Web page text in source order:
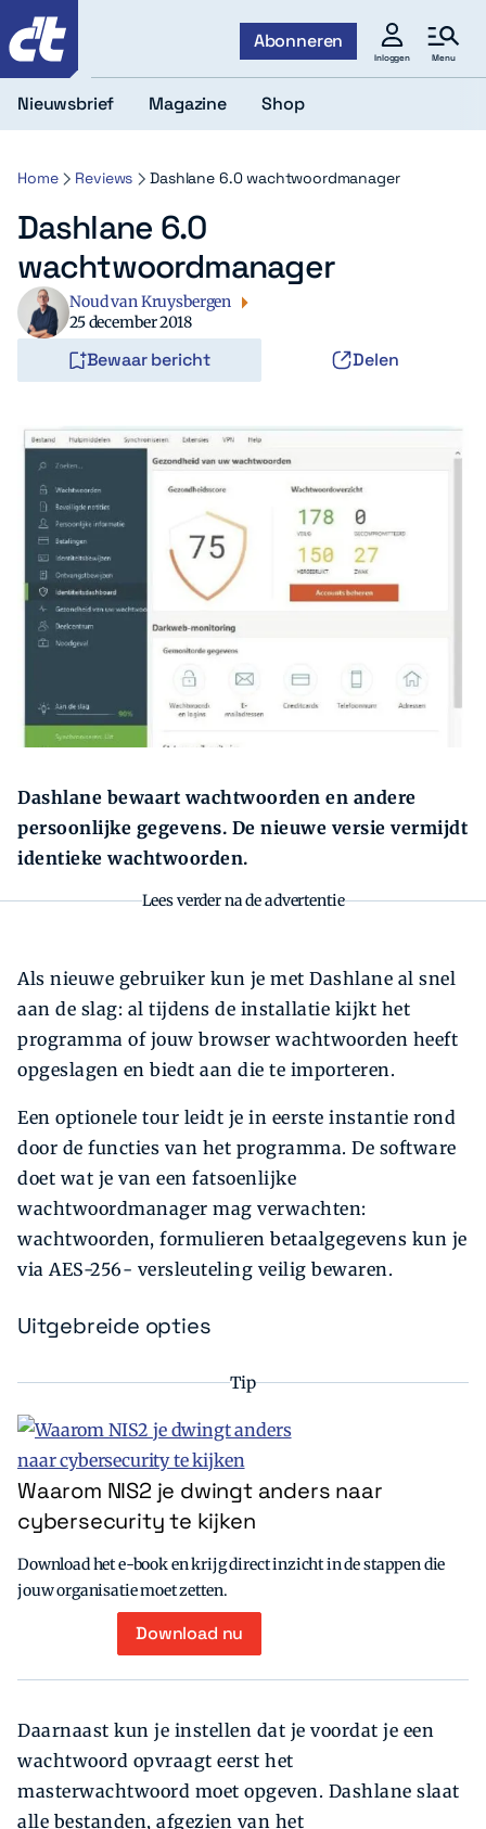
Abonneren
Inloggen Menu
Nieuwsbrief Magazine Shop
Home Reviews Dashlane 6.0 wachtwoordmanager
Dashlane 6.0
wachtwoordmanager
Noud van Kruysbergen
25 december 2018
Bewaar bericht Delen
Dashlane bewaart wachtwoorden en andere
persoonlijke gegevens. De nieuwe versie vermijdt
identieke wachtwoorden.
Lees verder na de advertentie
Als nieuwe gebruiker kun je met Dashlane al snel
aan de slag: al tijdens de installatie kijkt het
programma of jouw browser wachtwoorden heeft
opgeslagen en biedt aan die te importeren.
Een optionele tour leidt je in eerste instantie rond
door de functies van het programma. De software
doet wat je van een fatsoenlijke
wachtwoordmanager mag verwachten:
wachtwoorden, formulieren betaalgegevens kun je
via AES-256- versleuteling veilig bewaren.
Uitgebreide opties
Tip
Waarom NIS2 je dwingt anders naar
cybersecurity te kijken
Download het e-book en krijg direct inzicht in de stappen die
jouw organisatie moet zetten.
Download nu
Daarnaast kun je instellen dat je voordat je een
wachtwoord opvraagt eerst het
masterwachtwoord moet opgeven. Dashlane slaat
alle bestanden, afgezien van het